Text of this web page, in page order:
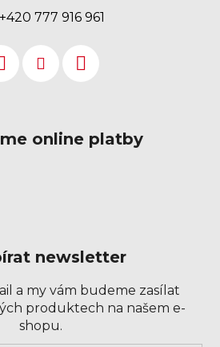
+420 777 916 961
online platby
newsletter
a my vám budeme zasílat
produktech na našem e-
shopu.